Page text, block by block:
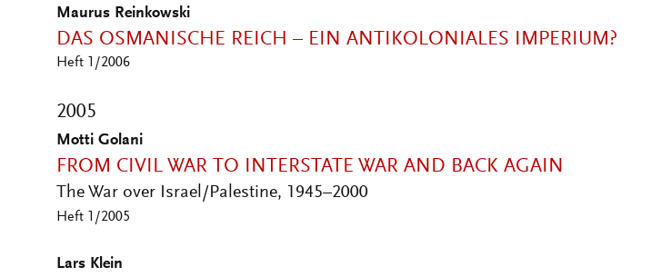
Maurus Reinkowski
DAS OSMANISCHE REICH – EIN ANTIKOLONIALES IMPERIUM?
Heft 1/2006
2005
Motti Golani
FROM CIVIL WAR TO INTERSTATE WAR AND BACK AGAIN
The War over Israel/Palestine, 1945–2000
Heft 1/2005
Lars Klein